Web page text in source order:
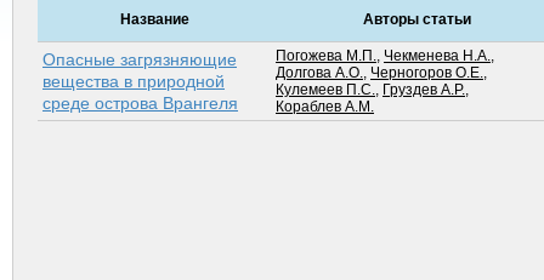
Название Авторы статьи
Опасные загрязняющие
вещества в природной
среде острова Врангеля
Погожева М.П., Чекменева Н.А.,
Долгова А.О., Черногоров О.Е.,
Кулемеев П.С., Груздев А.Р.,
Кораблев А.М.